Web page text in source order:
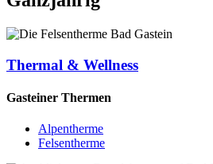
Thermal & Wellness
Gasteiner Thermen
Alpentherme
Felsentherme